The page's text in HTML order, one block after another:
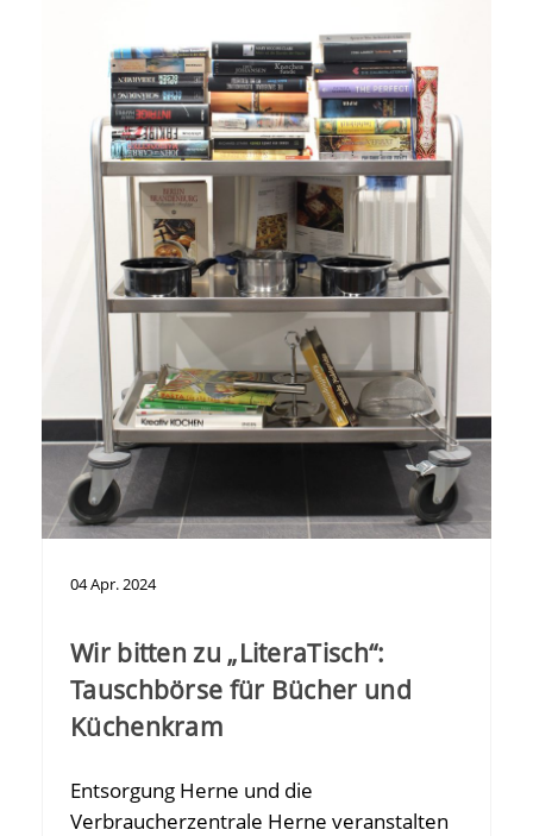
04Apr.2024
Wir bitten zu „LiteraTisch“:
Tauschbörse für Bücher und
Küchenkram
Entsorgung Herne und die
Verbraucherzentrale Herne veranstalten